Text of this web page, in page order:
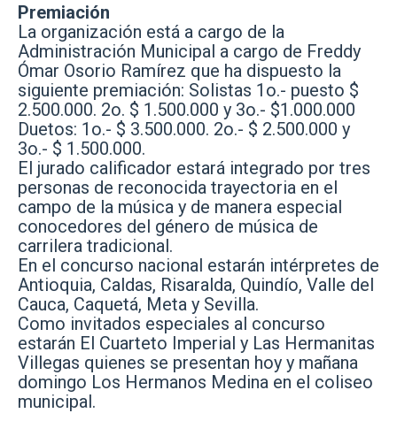
Premiación
La organización está a cargo de la
Administración Municipal a cargo de Freddy
Ómar Osorio Ramírez que ha dispuesto la
siguiente premiación: Solistas 1o.- puesto $
2.500.000. 2o. $ 1.500.000 y 3o.- $1.000.000
Duetos: 1o.- $ 3.500.000. 2o.- $ 2.500.000 y
3o.- $ 1.500.000.
El jurado calificador estará integrado por tres
personas de reconocida trayectoria en el
campo de la música y de manera especial
conocedores del género de música de
carrilera tradicional.
En el concurso nacional estarán intérpretes de
Antioquia, Caldas, Risaralda, Quindío, Valle del
Cauca, Caquetá, Meta y Sevilla.
Como invitados especiales al concurso
estarán El Cuarteto Imperial y Las Hermanitas
Villegas quienes se presentan hoy y mañana
domingo Los Hermanos Medina en el coliseo
municipal.